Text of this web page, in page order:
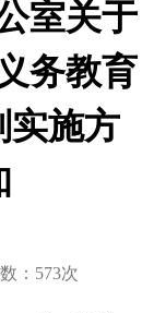
室关于
务教育
实施方
： 573次